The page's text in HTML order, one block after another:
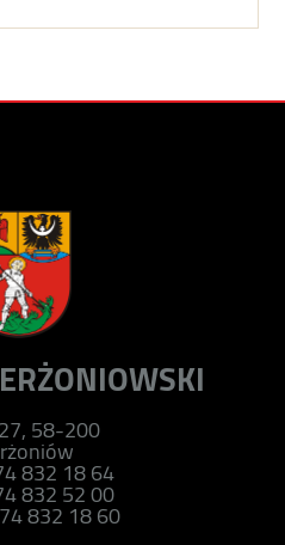
58-200
832 18 64
832 52 00
832 18 60